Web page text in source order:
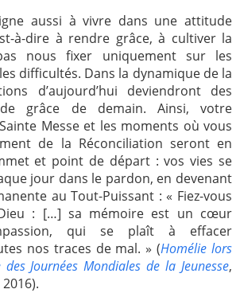
aussi à vivre dans une attitude
à-dire à rendre grâce, à cultiver la
nous fixer uniquement sur les
difficultés. Dans la dynamique de la
d’aujourd’hui deviendront des
grâce de demain. Ainsi, votre
Messe et les moments où vous
de la Réconciliation seront en
et point de départ : vos vies se
jour dans le pardon, en devenant
au Tout-Puissant : « Fiez-vous
: […] sa mémoire est un cœur
qui se plaît à effacer
nos traces de mal. » (Homélie lors
Journées Mondiales de la Jeunesse,